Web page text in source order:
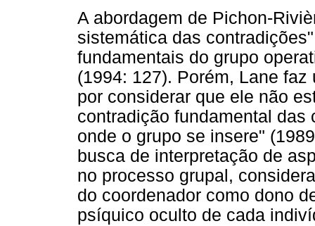
A abordagem de Pichon-
sistemática das
fundamentais do grupo
(1994: 127). Porém, Lane
por considerar que ele não
contradição fundamental
onde o grupo se insere"
busca de interpretação de
no processo grupal,
do coordenador como dono
psíquico oculto de cada